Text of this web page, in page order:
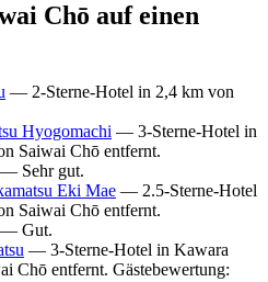
Chō auf einen
— 2-Sterne-Hotel in 2,4 km von
Hyogomachi — 3-Sterne-Hotel in
Saiwai Chō entfernt.
— Sehr gut.
Eki Mae — 2.5-Sterne-Hotel
Saiwai Chō entfernt.
— Gut.
— 3-Sterne-Hotel in Kawara
Chō entfernt. Gästebewertung: